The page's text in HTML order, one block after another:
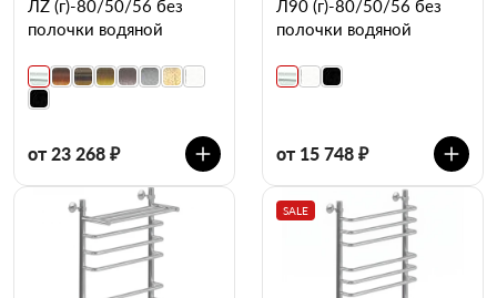
ЛZ (г)-80/50/56 без
полочки водяной
от 23 268 ₽
Л90 (г)-80/50/56 без
полочки водяной
от 15 748 ₽
SALE